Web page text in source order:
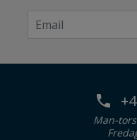
Man-